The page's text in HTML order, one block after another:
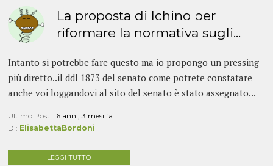
La proposta di Ichino per
riformare la normativa sugli...
Intanto si potrebbe fare questo ma io propongo un pressing
più diretto..il ddl 1873 del senato come potrete constatare
anche voi loggandovi al sito del senato è stato assegnato...
Ultimo Post:16 anni, 3 mesi fa
Di: ElisabettaBordoni
LEGGI TUTTO